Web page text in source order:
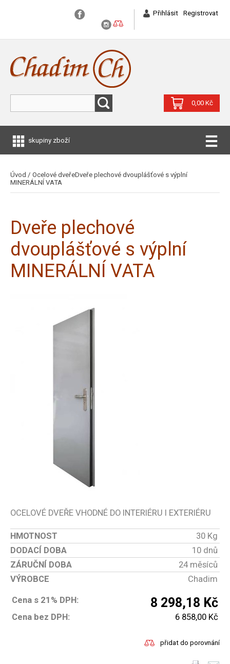
Přihlásit Registrovat
0,00 Kč
skupiny zboží
Úvod / Ocelové dveřeDveře plechové dvouplášťové s výplní
MINERÁLNÍ VATA
Dveře plechové
dvouplášťové s výplní
MINERÁLNÍ VATA
OCELOVÉ DVEŘE VHODNÉ DO INTERIÉRU I EXTERIÉRU
HMOTNOST
30 Kg
DODACÍ DOBA
10 dnů
ZÁRUČNÍ DOBA
24 měsíců
VÝROBCE
Chadim
Cena s 21% DPH: 8 298,18 Kč
Cena bez DPH: 6 858,00 Kč
přidat do porovnání